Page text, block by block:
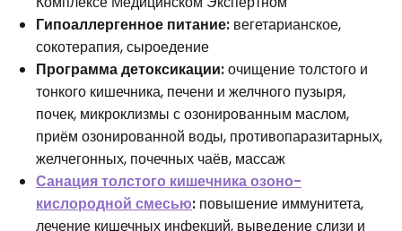
Гипоаллергенное питание: вегетарианское,
сокотерапия, сыроедение
Программа детоксикации:очищение толстого и
тонкого кишечника, печени и желчного пузыря,
почек, микроклизмы с озонированным маслом,
приём озонированной воды, противопаразитарных,
желчегонных, почечных чаёв, массаж
Санация толстого кишечника озоно-
кислородной смесью: повышение иммунитета,
лечение кишечных инфекций, выведение слизи и